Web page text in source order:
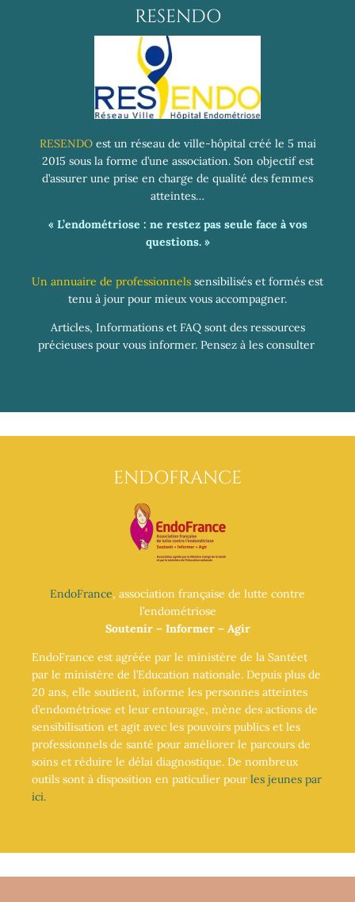
RESENDO
RESENDO est un réseau de ville-hôpital créé le 5 mai
2015 sous la forme d’une association. Son objectif est
d’assurer une prise en charge de qualité des femmes
atteintes…
« L’endométriose : ne restez pas seule face à vos
questions. »
Un annuaire de professionnels sensibilisés et formés est
tenu à jour pour mieux vous accompagner.
Articles, Informations et FAQ sont des ressources
précieuses pour vous informer. Pensez à les consulter
ENDOFRANCE
EndoFrance, association française de lutte contre
l’endométriose
Soutenir – Informer – Agir
EndoFrance est agréée par le ministère de la Santéet
par le ministère de l’Education nationale. Depuis plus de
20 ans, elle soutient, informe les personnes atteintes
d’endométriose et leur entourage, mène des actions de
sensibilisation et agit avec les pouvoirs publics et les
professionnels de santé pour améliorer le parcours de
soins et réduire le délai diagnostique. De nombreux
outils sont à disposition en paticulier pour les jeunes par
ici.